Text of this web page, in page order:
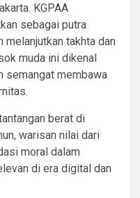
KGPAA
sebagai putra
melanjutkan takhta dan
muda ini dikenal
semangat membawa
berat di
warisan nilai dari
moral dalam
di era digital dan